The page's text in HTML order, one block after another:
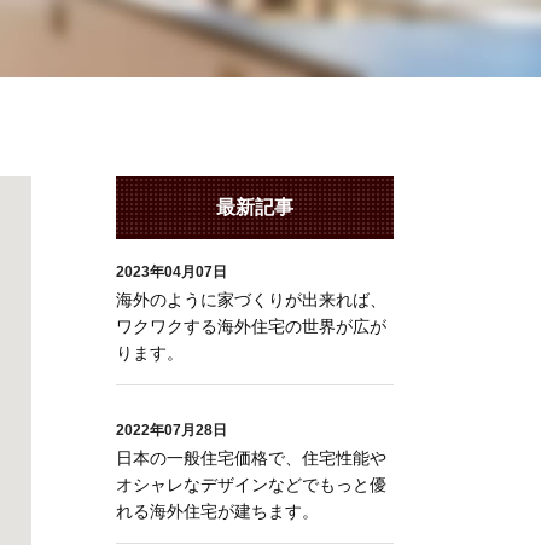
最新記事
2023年04月07日
海外のように家づくりが出来れば、
ワクワクする海外住宅の世界が広が
ります。
2022年07月28日
日本の一般住宅価格で、住宅性能や
オシャレなデザインなどでもっと優
れる海外住宅が建ちます。